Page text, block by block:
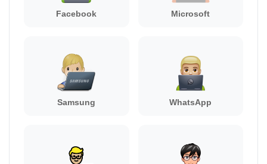
Facebook Microsoft
Samsung WhatsApp